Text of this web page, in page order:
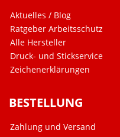
Aktuelles / Blog
Ratgeber Arbeitsschutz
Alle Hersteller
Druck- und Stickservice
Zeichenerklärungen
BESTELLUNG
Zahlung und Versand